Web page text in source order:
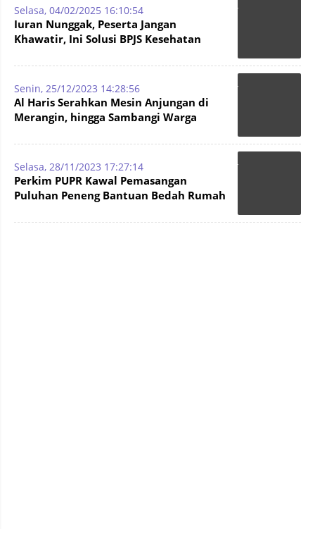
Selasa, 04/02/2025 16:10:54
Iuran Nunggak, Peserta Jangan
Khawatir, Ini Solusi BPJS Kesehatan
Senin, 25/12/2023 14:28:56
Al Haris Serahkan Mesin Anjungan di
Merangin, hingga Sambangi Warga
Selasa, 28/11/2023 17:27:14
Perkim PUPR Kawal Pemasangan
Puluhan Peneng Bantuan Bedah Rumah